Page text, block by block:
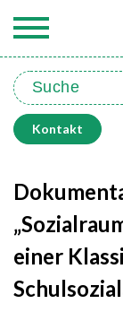
Kontakt
einer